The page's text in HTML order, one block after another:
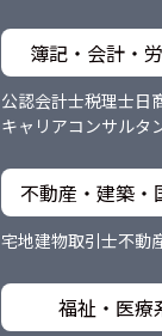
簿記・会計・
公認会計士税理士日
キャリアコンサルタ
不動産・建築・
宅地建物取引士不動
福祉・医療